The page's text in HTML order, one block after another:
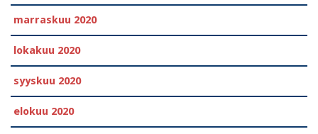
marraskuu 2020
lokakuu 2020
syyskuu 2020
elokuu 2020